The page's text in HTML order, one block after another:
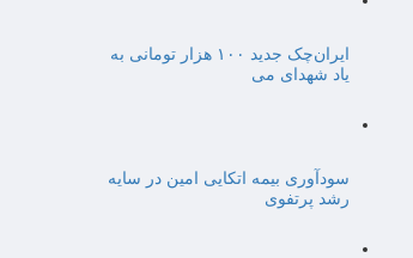
ایران‌چک جدید ۱۰۰ هزار تومانی به
یاد شهدای می
سودآوری بیمه اتکایی امین در سایه
رشد پرتفوی